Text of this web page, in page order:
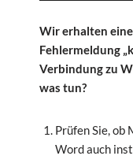
Wir erhalten eine
Fehlermeldung
Verbindung zu
was tun?
Prüfen Sie, ob
Word auch